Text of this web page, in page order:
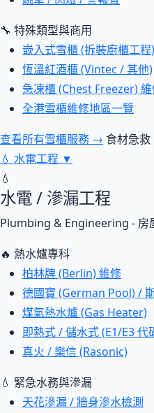
🔧 特殊類型與商用
嵌入式雪櫃 (拆裝廚櫃工程)
恆溫紅酒櫃 (Vintec / 其他)
急凍櫃 (Chest Freezer)
全港雪櫃維修地區一覽
查看所有雪櫃服務 → 食材急救
💧 水電工程 ▼
💧
水電 / 滲漏工程
Plumbing & Engineering - 房
🔥 熱水爐專科
柏林牌 (Berlin) 維修
德國寶 (German Pool) /
煤氣熱水爐 (Gas Heater)
即熱式 / 儲水式 (E1/E3 代
真火 / 樂信 (Rasonic)
💧 緊急水務與滲漏
天花滲漏 / 牆身滲水檢測